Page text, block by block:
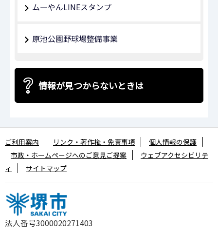
ムーやんLINEスタンプ
原池公園野球場整備事業
情報が見つからないときは
法人番号3000020271403
ご利用案内 リンク・著作権・免責事項
個人情報の保護
市政・ホームページへのご意見ご提案
ウェブアクセシビリテ
ィ
サイトマップ